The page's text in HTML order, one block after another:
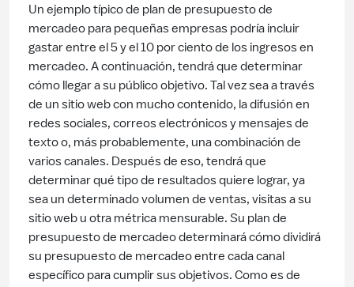
Un ejemplo típico de plan de presupuesto de
mercadeo para pequeñas empresas podría incluir
gastar entre el 5 y el 10 por ciento de los ingresos en
mercadeo. A continuación, tendrá que determinar
cómo llegar a su público objetivo. Tal vez sea a través
de un sitio web con mucho contenido, la difusión en
redes sociales, correos electrónicos y mensajes de
texto o, más probablemente, una combinación de
varios canales. Después de eso, tendrá que
determinar qué tipo de resultados quiere lograr, ya
sea un determinado volumen de ventas, visitas a su
sitio web u otra métrica mensurable. Su plan de
presupuesto de mercadeo determinará cómo dividirá
su presupuesto de mercadeo entre cada canal
específico para cumplir sus objetivos. Como es de